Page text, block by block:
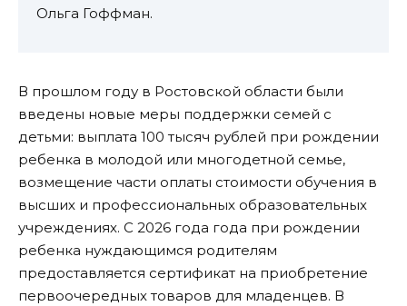
Ольга Гоффман.
В прошлом году в Ростовской области были
введены новые меры поддержки семей с
детьми: выплата 100 тысяч рублей при рождении
ребенка в молодой или многодетной семье,
возмещение части оплаты стоимости обучения в
высших и профессиональных образовательных
учреждениях. С 2026 года года при рождении
ребенка нуждающимся родителям
предоставляется сертификат на приобретение
первоочередных товаров для младенцев. В